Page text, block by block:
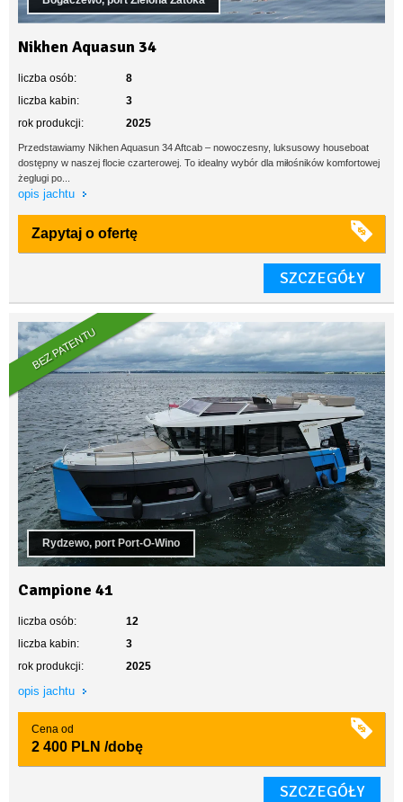
Nikhen Aquasun 34
liczba osób:
8
liczba kabin:
3
rok produkcji:
2025
Przedstawiamy Nikhen Aquasun 34 Aftcab – nowoczesny, luksusowy houseboat
dostępny w naszej flocie czarterowej. To idealny wybór dla miłośników komfortowej
żeglugi po...
opis jachtu
Zapytaj o ofertę
SZCZEGÓŁY
BEZ PATENTU
Rydzewo, port Port-O-Wino
Campione 41
liczba osób:
12
liczba kabin:
3
rok produkcji:
2025
opis jachtu
Cena od
2 400 PLN /dobę
SZCZEGÓŁY